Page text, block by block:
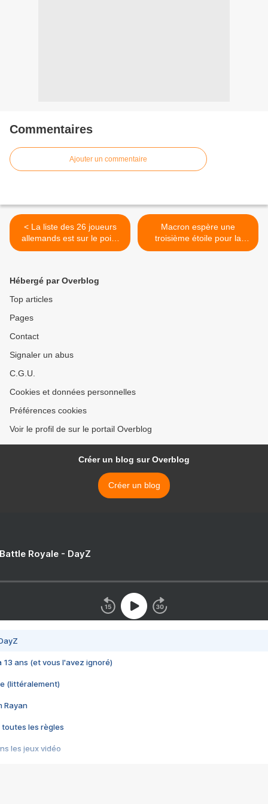
Commentaires
Ajouter un commentaire
< La liste des 26 joueurs
allemands est sur le point
d'être annoncée
Macron espère une
troisième étoile pour la
France >
Hébergé par Overblog
Top articles
Pages
Contact
Signaler un abus
C.G.U.
Cookies et données personnelles
Préférences cookies
Voir le profil de sur le portail Overblog
Créer un blog sur Overblog
Créer un blog
Royale - DayZ
13 ans (et vous l'avez ignoré)
(littéralement)
Rayan
toutes les règles
les jeux vidéo